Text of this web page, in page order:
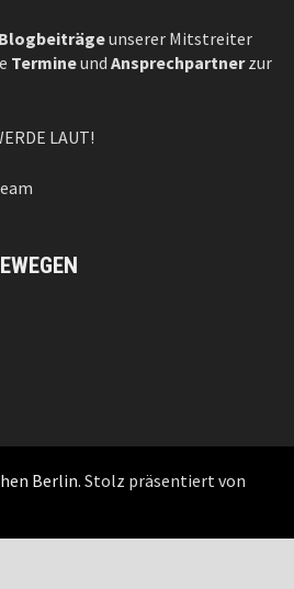
Blogbeiträgeunserer Mitstreiter
Termineund Ansprechpartnerzur
LAUT!
Berlin. Stolz präsentiert von